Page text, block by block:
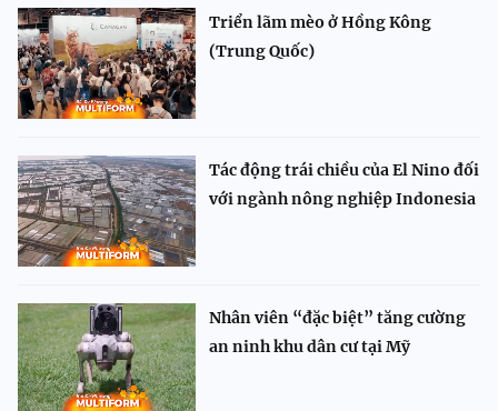
Triển lãm mèo ở Hồng Kông
(Trung Quốc)
Tác động trái chiều của El Nino đối
với ngành nông nghiệp Indonesia
Nhân viên “đặc biệt” tăng cường
an ninh khu dân cư tại Mỹ